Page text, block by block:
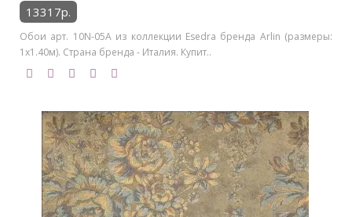
13317р.
Обои арт. 10N-05A из коллекции Esedra бренда Arlin (размеры:
1х1.40м). Страна бренда - Италия. Купит..